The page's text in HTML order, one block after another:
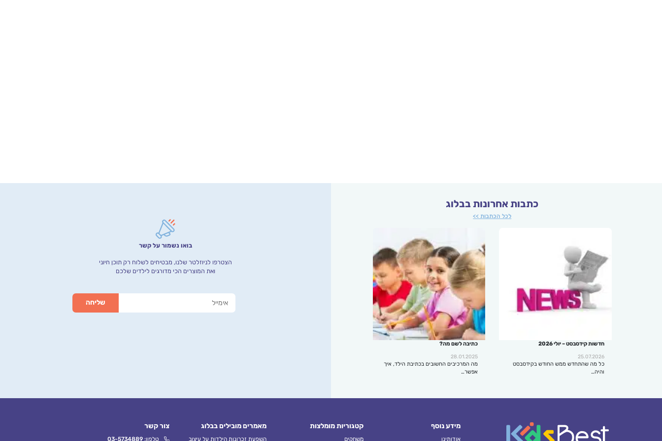
כתבות אחרונות בבלוג
לכל הכתבות >>
חדשות קידסבסט – יולי 2026
25.07.2026
כל מה שהתחדש ממש החודש בקידסבסט
והיה…
כתיבה לשם מה?
28.01.2025
מה המרכיבים החשובים בכתיבת הילד, איך
אפשר…
בואו נשמור על קשר
הצטרפו לניוזלטר שלנו, מבטיחים לשלוח רק תוכן חיוני
ואת המוצרים הכי מדורגים לילדים שלכם
מידע נוסף
אודותינו
קטגוריות מומלצות
משחקים
מאמרים מובילים בבלוג
השפעת זכרונות הילדות על עיצוב
צור קשר
טלפון:03-5734889